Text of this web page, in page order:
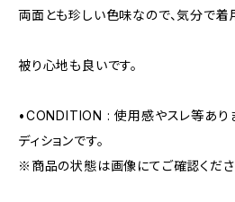
両面とも珍しい色味なので、気分で
被り心地も良いです。
•CONDITION : 使用感やスレ等あり
ディションです。
※商品の状態は画像にてご確認くださ